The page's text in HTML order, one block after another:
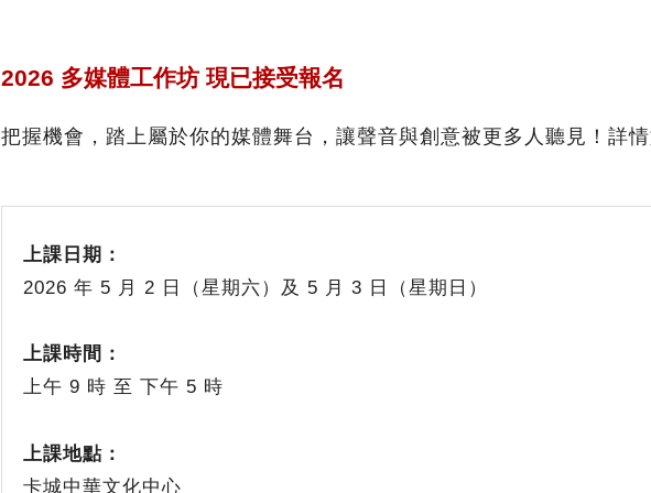
2026 多媒體工作坊 現已接受報名
把握機會，踏上屬於你的媒體舞台，讓聲音與創意被更多人聽見！詳
上課日期：
2026 年 5 月 2 日（星期六）及 5 月 3 日（星期日）
上課時間：
上午 9 時 至 下午 5 時
上課地點：
卡城中華文化中心